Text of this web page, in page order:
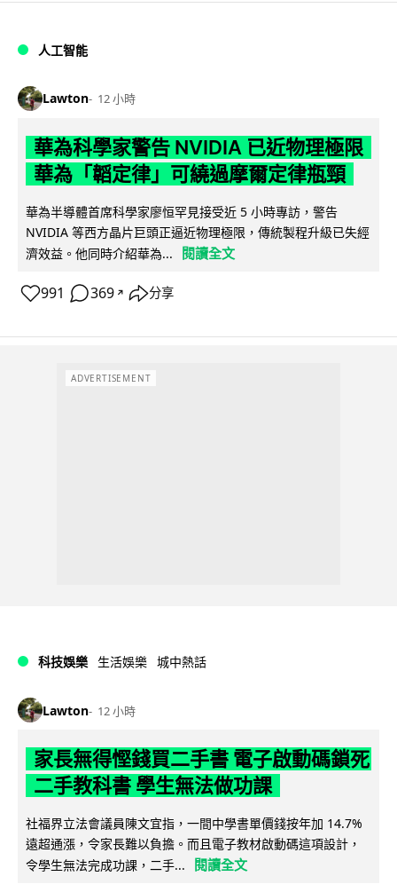
人工智能
Lawton 12 小時
華為科學家警告 NVIDIA 已近物理極限
華為「韜定律」可繞過摩爾定律瓶頸
華為半導體首席科學家廖恒罕見接受近 5 小時專訪，警告
NVIDIA 等西方晶片巨頭正逼近物理極限，傳統製程升級已失經
濟效益。他同時介紹華為...
閱讀全文
991 369 ↗ 分享
ADVERTISEMENT
科技娛樂 生活娛樂 城中熱話
Lawton 12 小時
家長無得慳錢買二手書 電子啟動碼鎖死
二手教科書 學生無法做功課
社福界立法會議員陳文宜指，一間中學書單價錢按年加 14.7%
遠超通漲，令家長難以負擔。而且電子教材啟動碼這項設計，
令學生無法完成功課，二手...
閱讀全文